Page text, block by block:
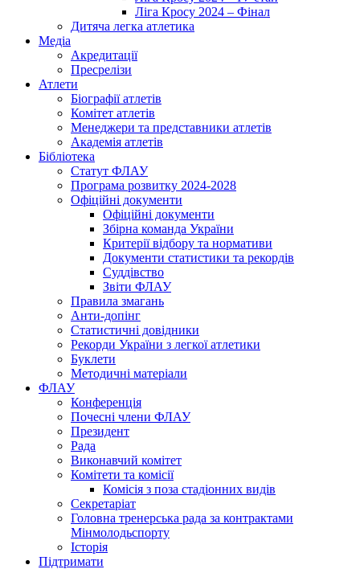
Ліга Кросу 2024 – Фінал
Дитяча легка атлетика
Медіа
Акредитації
Пресрелізи
Атлети
Біографії атлетів
Комітет атлетів
Менеджери та представники атлетів
Академія атлетів
Бібліотека
Статут ФЛАУ
Програма розвитку 2024-2028
Офіційні документи
Офіційні документи
Збірна команда України
Критерії відбору та нормативи
Документи статистики та рекордів
Суддівство
Звіти ФЛАУ
Правила змагань
Анти-допінг
Статистичні довідники
Рекорди України з легкої атлетики
Буклети
Методичні матеріали
ФЛАУ
Конференція
Почесні члени ФЛАУ
Президент
Рада
Виконавчий комітет
Комітети та комісії
Комісія з поза стадіонних видів
Секретаріат
Головна тренерська рада за контрактами
Мінмолодьспорту
Історія
Підтримати